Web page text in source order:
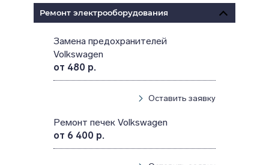
Ремонт электрооборудования
Замена предохранителей
Volkswagen
от 480 р.
Оставить заявку
Ремонт печек Volkswagen
от 6 400 р.